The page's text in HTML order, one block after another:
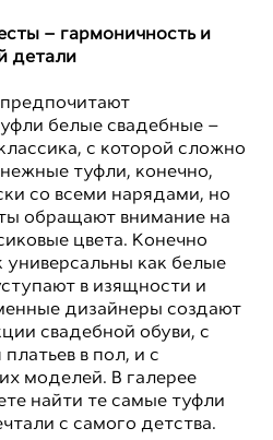
– гармоничность и
детали
белые свадебные –
с которой сложно
туфли, конечно,
со всеми нарядами, но
обращают внимание на
цвета. Конечно
универсальны как белые
в изящности и
дизайнеры создают
свадебной обуви, с
в пол, и с
моделей. В галерее
найти те самые туфли
с самого детства.